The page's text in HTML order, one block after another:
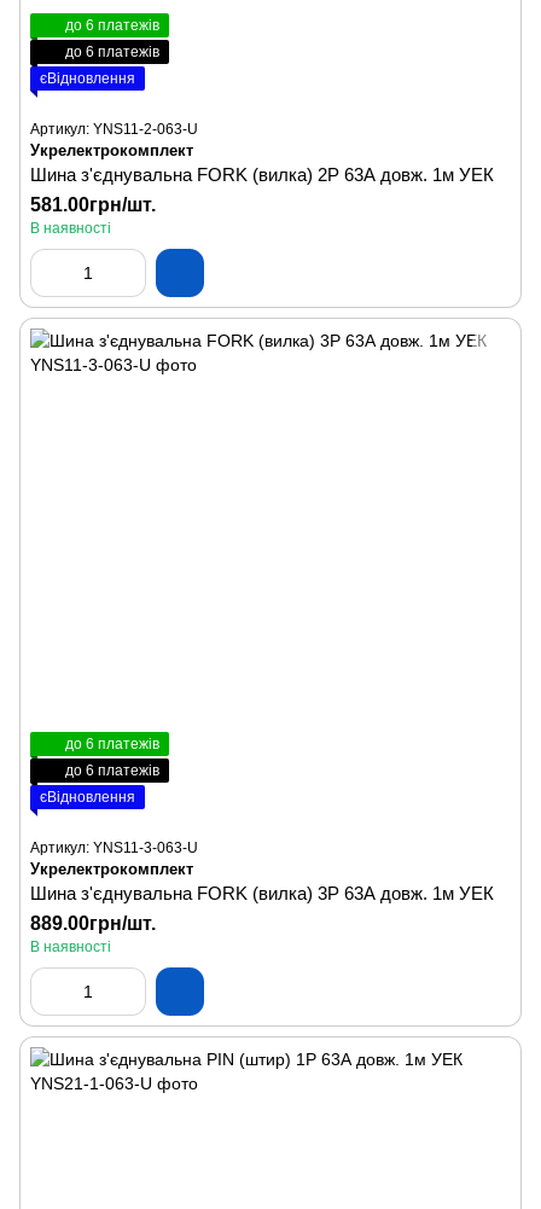
до 6 платежів
до 6 платежів
єВідновлення
Артикул: YNS11-2-063-U
Укрелектрокомплект
Шина з'єднувальна FORK (вилка) 2P 63А довж. 1м УЕК
581.00грн/шт.
В наявності
до 6 платежів
до 6 платежів
єВідновлення
Артикул: YNS11-3-063-U
Укрелектрокомплект
Шина з'єднувальна FORK (вилка) 3P 63А довж. 1м УЕК
889.00грн/шт.
В наявності